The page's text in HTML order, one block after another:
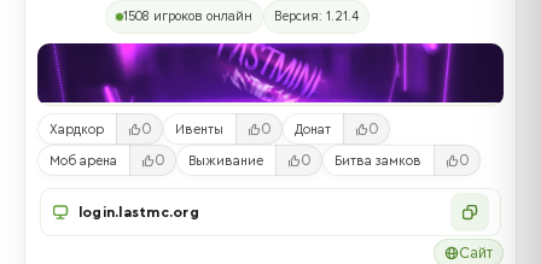
1508 игроков онлайн Версия: 1.21.4
Хардкор 0 Ивенты 0 Донат 0
Моб арена 0 Выживание 0 Битва замков 0
login.lastmc.org
Сайт